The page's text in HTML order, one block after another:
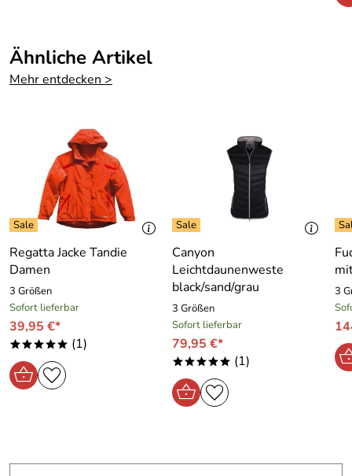
- Maschinenwäsche 30 Grad Schonwaschgang
Hersteller: FUCHS SCHMITT GmbH & Co. KG,
Bauhofstrasse 16 63762 Großostheim,
hilfe@fuchsschmitt.de
Bewertungsdatum: 02.12.2023
Ähnliche Artikel
Mehr entdecken >
Regatta Jacke Tandie
Damen
3 Größen
Sofort lieferbar
39,95 €*
***** (1)
Canyon
Leichtdaunenweste
black/sand/grau
3 Größen
Sofort lieferbar
79,95 €*
***** (1)
3